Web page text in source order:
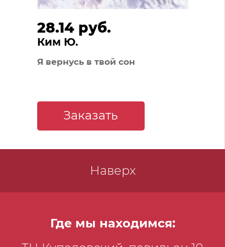
28.14 руб.
Ким Ю.
Я вернусь в твой сон
Заказать
Наверх
Где мы находимся: